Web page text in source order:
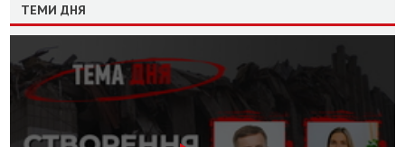
ТЕМИ ДНЯ